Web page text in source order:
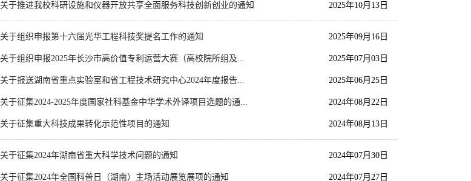
关于推进我校科研设施和仪器开放共享全面服务科技创新创业的通知 2025年10月13日
关于组织申报第十六届光华工程科技奖提名工作的通知 2025年09月16日
关于组织申报2025年长沙市高价值专利运营大赛（高校院所组及... 2025年07月03日
关于报送湖南省重点实验室和省工程技术研究中心2024年度报告... 2025年06月25日
关于征集2024-2025年度国家社科基金中华学术外译项目选题的通... 2024年08月22日
关于征集重大科技成果转化示范性项目的通知 2024年08月13日
关于征集2024年湖南省重大科学技术问题的通知 2024年07月30日
关于征集2024年全国科普日（湖南）主场活动展览展项的通知 2024年07月27日